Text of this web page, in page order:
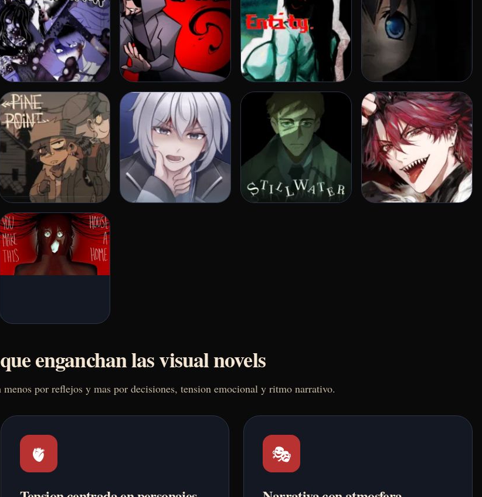
enganchan las visual novels
menos por reflejos y mas por decisiones, tension emocional y ritmo narrativo.
🫀 🎭